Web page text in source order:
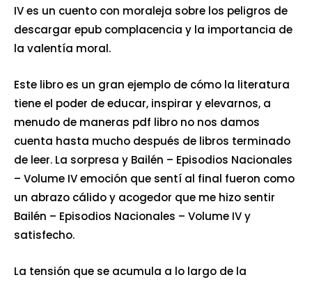
IV es un cuento con moraleja sobre los peligros de
descargar epub complacencia y la importancia de
la valentía moral.
Este libro es un gran ejemplo de cómo la literatura
tiene el poder de educar, inspirar y elevarnos, a
menudo de maneras pdf libro no nos damos
cuenta hasta mucho después de libros terminado
de leer. La sorpresa y Bailén – Episodios Nacionales
– Volume IV emoción que sentí al final fueron como
un abrazo cálido y acogedor que me hizo sentir
Bailén – Episodios Nacionales – Volume IV y
satisfecho.
La tensión que se acumula a lo largo de la